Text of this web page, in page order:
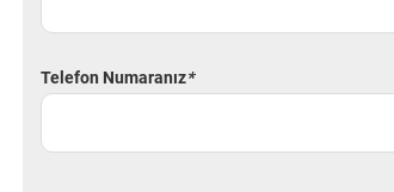
Telefon Numaranız*